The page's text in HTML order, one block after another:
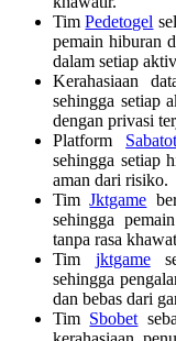
TimPedetogel
pemain hiburan
dalam setiap
Kerahasiaan
sehingga setiap
dengan privasi
Platform
sehingga setiap
aman dari risiko.
TimJktgame
sehingga
tanpa rasa
Tim jktgame
sehingga
dan bebas dari
Tim Sbobet